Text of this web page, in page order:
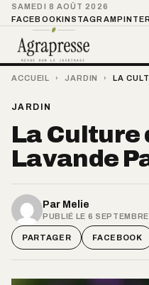
SAMEDI 8 AOÛT 2026
FACEBOOKINSTAGRAM
ACCUEIL › JARDIN › LA
JARDIN
La Culture
Lavande
Par Melie
PUBLIÉ LE 6
PARTAGER FACEBOOK